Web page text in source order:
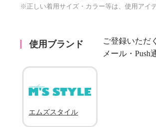
※正しい着用サイズ・カラー等は、使用アイ
使用ブランド
ご登録いただ
メール・Push
エムズスタイル